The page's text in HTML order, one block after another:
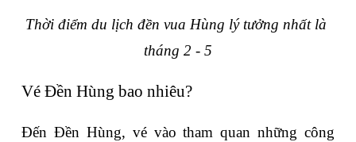
Thời điểm du lịch đền vua Hùng lý tưởng nhất là
tháng 2 - 5
Vé Đền Hùng bao nhiêu?
Đến Đền Hùng, vé vào tham quan những công